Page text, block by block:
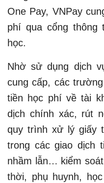
One Pay, VNPay
phí qua cổng thông
học.
Nhờ sử dụng dịch
cung cấp, các
tiền học phí về tài
dịch chính xác, rút
quy trình xử lý giấy
trong các giao dịch
nhầm lẫn… kiểm
thời, phụ huynh,